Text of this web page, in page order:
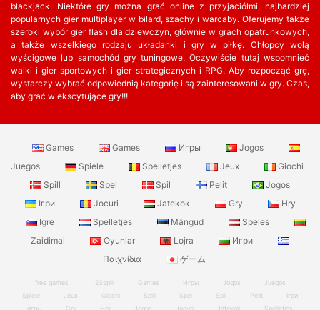
blackjack. Niektóre gry można grać online z przyjaciółmi, najbardziej
popularnych gier multiplayer w bilard, szachy i warcaby. Oferujemy także
szeroki wybór gier flash dla dziewczyn, głównie w grach opatrunkowych,
a także wszelkiego rodzaju układanki i gry w piłkę. Chłopcy wolą
wyścigowe lub samochód gry tuningowe. Oczywiście tutaj wspomnieć
walki i gier sportowych i gier strategicznych i RPG. Aby rozpocząć grę,
wystarczy wybrać odpowiednią kategorię i są zainteresowani w gry. Czas,
aby grać w ekscytujące gry!!!
Games Games Игры
Jogos
Juegos
Spiele Spelletjes Jeux
Giochi
Spill
Spel Spil Pelit
Jogos
Ігри
Jocuri Jatekok Gry
Hry
Igre
Spelletjes Mängud
Speles
Zaidimai
Oyunlar Lojra
Игри
Παιχνίδια
ゲーム
free games 123spill Games Игры Jogos
Juegos
Spiele
Jeux Giochi Spill Spel Spil Pelit
Ігри
игры
Gry Hry Jogos Jocuri Jatekok Spelletjes